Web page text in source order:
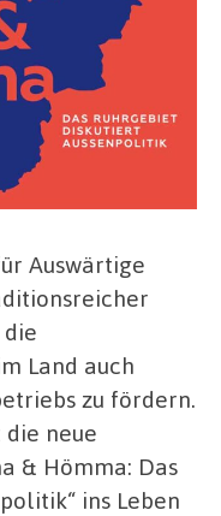
Das
Auswärtige
Land auch
zu fördern.
neue
& Hömma: Das
ins Leben